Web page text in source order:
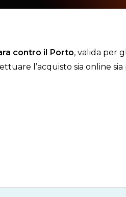
contro il Porto, valida per
l’acquisto sia online